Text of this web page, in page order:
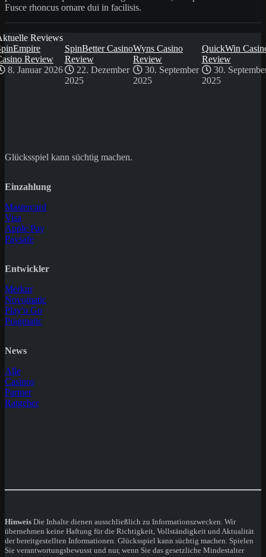
Fusce rhoncus ornare dui in facilisis.
Reviews
Review
8. Januar 2026
SpinBetter Casino
Review
22. Dezember
2025
Wyns Casino
Review
30. September
2025
QuickWin
Review
30.
2025
Glücksspiel kann süchtig machen.
Einzahlung
Mastercard
Visa
Apple Pay
Paysafe
Entwickler
Merkur
Novomatic
Play'n Go
Pragmatic
News
Alle
Casinos
Partner
Ratgeber
Hinweis Die Inhalte dienen ausschließlich zu Informationszwecken. Wir
übernehmen keine Haftung für die Richtigkeit, Vollständigkeit und Aktualität
der bereitgestellten Informationen. Glücksspiel kann süchtig machen. Spielen
Sie verantwortungsbewusst und nur, wenn Sie das gesetzliche Mindestalter